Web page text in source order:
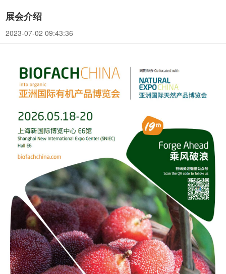
展会介绍
2023-07-02 09:43:36